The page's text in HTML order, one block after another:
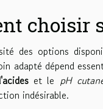
choisir
des options
adapté dépend
et le pH
indésirable.